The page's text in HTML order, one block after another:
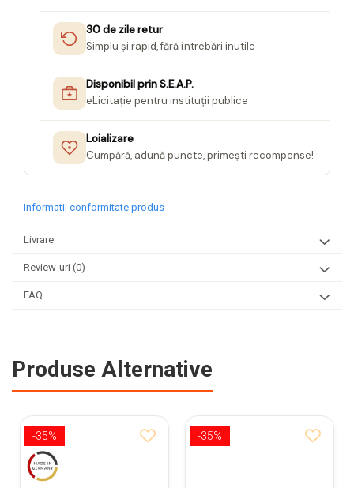
30 de zile retur
Simplu și rapid, fără întrebări inutile
Disponibil prin S.E.A.P.
eLicitație pentru instituții publice
Loializare
Cumpără, adună puncte, primești recompense!
Informatii conformitate produs
Livrare
Review-uri (0)
FAQ
Produse Alternative
-35% -35%